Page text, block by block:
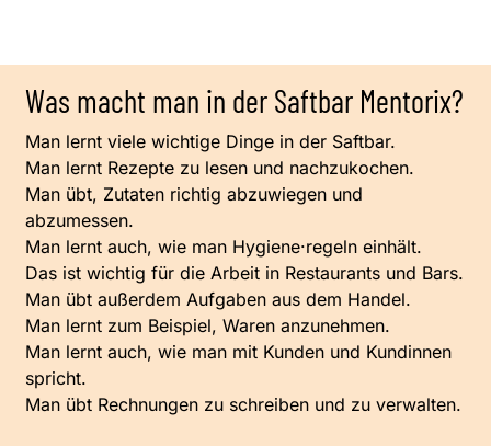
Was macht man in der Saftbar Mentorix?
Man lernt viele wichtige Dinge in der Saftbar.
Man lernt Rezepte zu lesen und nachzukochen.
Man übt, Zutaten richtig abzuwiegen und
abzumessen.
Man lernt auch, wie man Hygiene·regeln einhält.
Das ist wichtig für die Arbeit in Restaurants und Bars.
Man übt außerdem Aufgaben aus dem Handel.
Man lernt zum Beispiel, Waren anzunehmen.
Man lernt auch, wie man mit Kunden und Kundinnen
spricht.
Man übt Rechnungen zu schreiben und zu verwalten.